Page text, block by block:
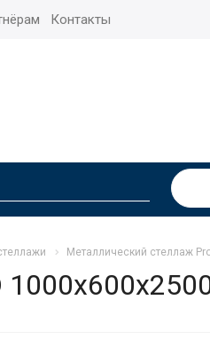
Контакты
Металлический стеллаж